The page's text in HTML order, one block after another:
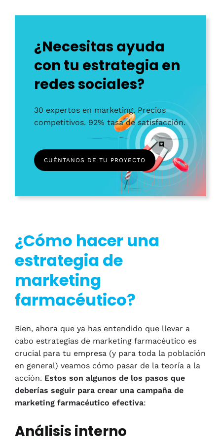
¿Necesitas ayuda
con tu estrategia en
redes sociales?
30 expertos en marketing. Precios
competitivos. 92% tasa de satisfacción.
CUÉNTANOS DE TU PROYECTO
¿Cómo hacer una
estrategia de
marketing
farmacéutico?
Bien, ahora que ya has entendido que llevar a
cabo estrategias de marketing farmacéutico es
crucial para tu empresa (y para toda la población
en general) veamos cómo pasar de la teoría a la
acción. Estos son algunos de los pasos que
deberías seguir para crear una campaña de
marketing farmacéutico efectiva:
Análisis interno